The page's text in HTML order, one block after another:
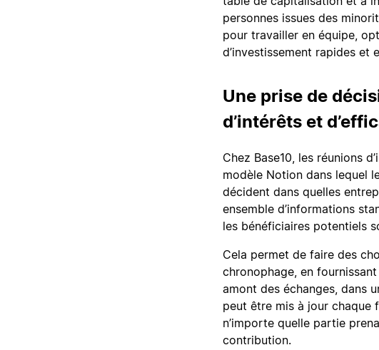
personnes issues des
pour travailler en équipe,
d’investissement rapides et
Une prise de
d’intérêts et
Chez Base10, les réunions
modèle Notion dans lequel
décident dans quelles
ensemble d’informations
les bénéficiaires potentiels
Cela permet de faire des
chronophage, en
amont des échanges, dans
peut être mis à jour chaque
n’importe quelle partie
contribution.